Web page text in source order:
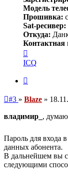
Модель
Прошивка:
Sat-ресивер:
Откуда:
информация
пользователя
ICQ
Непрочитанное
#3 » Blaze »
владимир_ ,
Пароль для входа
данных абонента.
В дальнейшем вы
следующими